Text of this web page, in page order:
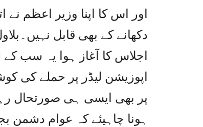
اور اس کا اپنا وزیر اعظم
دکھانے کے بھی قابل
اجلاس کا آغاز ہوا یہ سب
اپوزیشن لیڈر پر حملے کی
پر بھی ایسی ہی صورتحال
ہونا چاہیئے کہ عوام